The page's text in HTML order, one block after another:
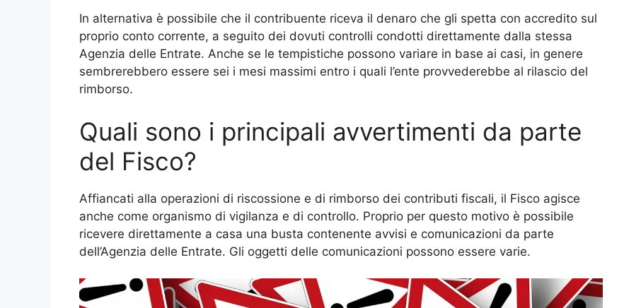
In alternativa è possibile che il contribuente riceva il denaro che gli spetta con accredito sul
proprio conto corrente, a seguito dei dovuti controlli condotti direttamente dalla stessa
Agenzia delle Entrate. Anche se le tempistiche possono variare in base ai casi, in genere
sembrerebbero essere sei i mesi massimi entro i quali l’ente provvederebbe al rilascio del
rimborso.
Quali sono i principali avvertimenti da parte
del Fisco?
Affiancati alla operazioni di riscossione e di rimborso dei contributi fiscali, il Fisco agisce
anche come organismo di vigilanza e di controllo. Proprio per questo motivo è possibile
ricevere direttamente a casa una busta contenente avvisi e comunicazioni da parte
dell’Agenzia delle Entrate. Gli oggetti delle comunicazioni possono essere varie.